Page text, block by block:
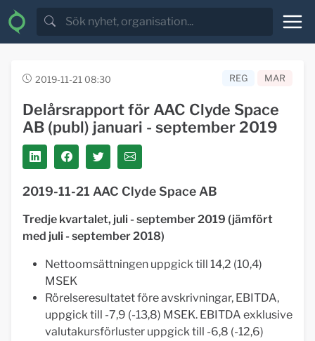
2019-11-21 08:30 REG MAR
Delårsrapport för AAC Clyde Space
AB (publ) januari - september 2019
2019-11-21 AAC Clyde Space AB
Tredje kvartalet, juli - september 2019 (jämfört
med juli - september 2018)
Nettoomsättningen uppgick till 14,2 (10,4)
MSEK
Rörelseresultatet före avskrivningar, EBITDA,
uppgick till -7,9 (-13,8) MSEK. EBITDA exklusive
valutakursförluster uppgick till -6,8 (-12,6)